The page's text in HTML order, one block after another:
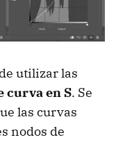
utilizar las
curva en S. Se
las curvas
nodos de